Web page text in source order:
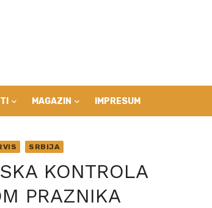
MAGAZIN IMPRESUM
SRBIJA
KONTROLA
PRAZNIKA